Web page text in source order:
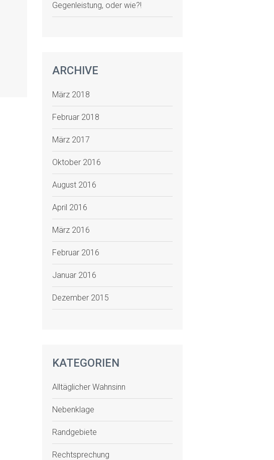
Gegenleistung, oder wie?!
ARCHIVE
März 2018
Februar 2018
März 2017
Oktober 2016
August 2016
April 2016
März 2016
Februar 2016
Januar 2016
Dezember 2015
KATEGORIEN
Alltäglicher Wahnsinn
Nebenklage
Randgebiete
Rechtsprechung